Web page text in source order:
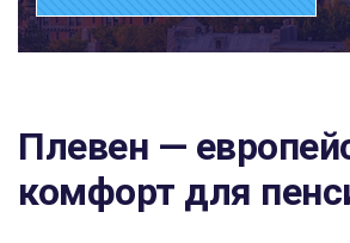
Плевен —
комфорт для